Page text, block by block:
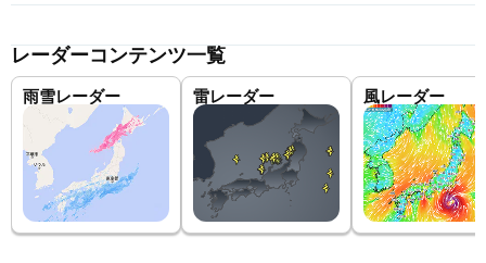
レーダーコンテンツ一覧
雨雪レーダー 雷レーダー 風レーダー